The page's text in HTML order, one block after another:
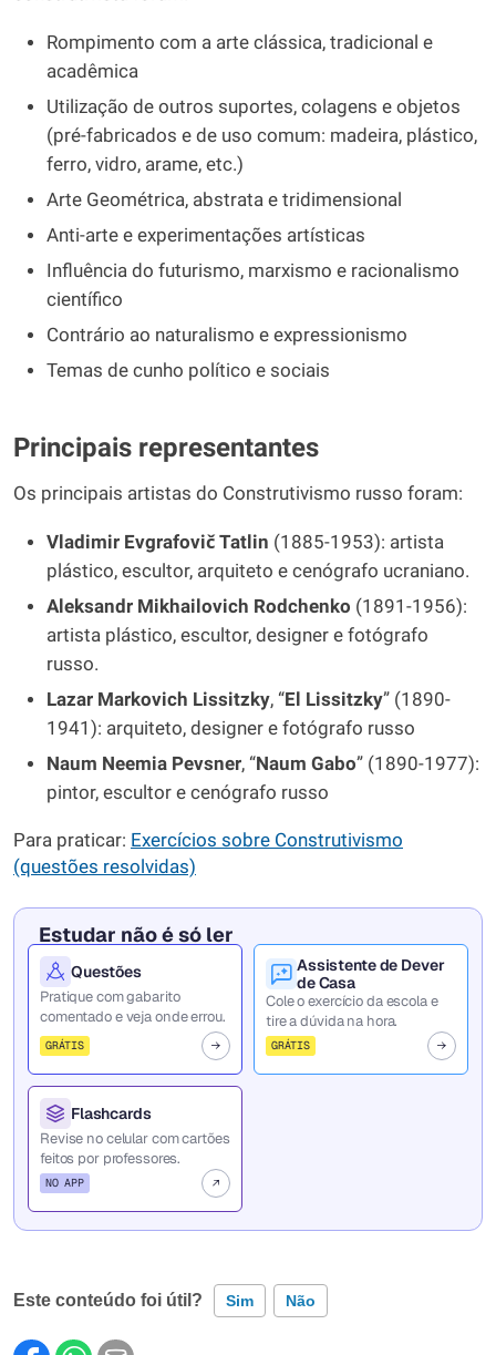
Rompimento com a arte clássica, tradicional e
acadêmica
Utilização de outros suportes, colagens e objetos
(pré-fabricados e de uso comum: madeira, plástico,
ferro, vidro, arame, etc.)
Arte Geométrica, abstrata e tridimensional
Anti-arte e experimentações artísticas
Influência do futurismo, marxismo e racionalismo
científico
Contrário ao naturalismo e expressionismo
Temas de cunho político e sociais
Principais representantes
Os principais artistas do Construtivismo russo foram:
Vladimir Evgrafovič Tatlin (1885-1953): artista
plástico, escultor, arquiteto e cenógrafo ucraniano.
Aleksandr Mikhailovich Rodchenko (1891-1956):
artista plástico, escultor, designer e fotógrafo
russo.
Lazar Markovich Lissitzky, “El Lissitzky” (1890-
1941): arquiteto, designer e fotógrafo russo
Naum Neemia Pevsner, “Naum Gabo” (1890-1977):
pintor, escultor e cenógrafo russo
Para praticar: Exercícios sobre Construtivismo
(questões resolvidas)
Estudar não é só ler
Questões
Pratique com gabarito
comentado e veja onde errou.
GRÁTIS
Assistente de Dever
de Casa
Cole o exercício da escola e
tire a dúvida na hora.
GRÁTIS
Flashcards
Revise no celular com cartões
feitos por professores.
NO APP
Este conteúdo foi útil? Sim Não